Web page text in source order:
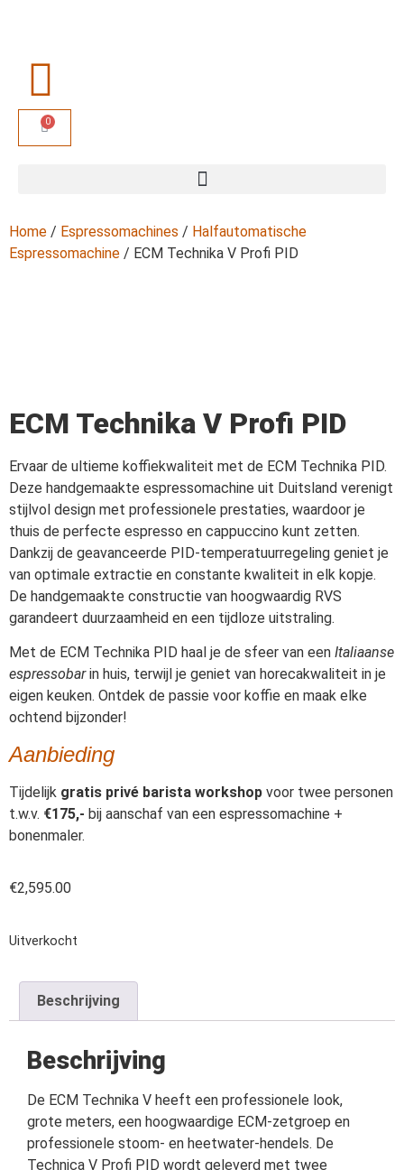
0
Home / Espressomachines / Halfautomatische
Espressomachine / ECM Technika V Profi PID
ECM Technika V Profi PID
Ervaar de ultieme koffiekwaliteit met de ECM Technika PID.
Deze handgemaakte espressomachine uit Duitsland verenigt
stijlvol design met professionele prestaties, waardoor je
thuis de perfecte espresso en cappuccino kunt zetten.
Dankzij de geavanceerde PID-temperatuurregeling geniet je
van optimale extractie en constante kwaliteit in elk kopje.
De handgemaakte constructie van hoogwaardig RVS
garandeert duurzaamheid en een tijdloze uitstraling.
Met de ECM Technika PID haal je de sfeer van een Italiaanse
espressobarin huis, terwijl je geniet van horecakwaliteit in je
eigen keuken. Ontdek de passie voor koffie en maak elke
ochtend bijzonder!
Aanbieding
Tijdelijk gratis privé barista workshop voor twee personen
t.w.v. €175,- bij aanschaf van een espressomachine +
bonenmaler.
€2,595.00
Uitverkocht
Beschrijving
Beschrijving
De ECM Technika V heeft een professionele look,
grote meters, een hoogwaardige ECM-zetgroep en
professionele stoom- en heetwater-hendels. De
Technica V Profi PID wordt geleverd met twee